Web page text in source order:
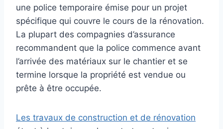
une police temporaire émise pour un projet
spécifique qui couvre le cours de la rénovation.
La plupart des compagnies d’assurance
recommandent que la police commence avant
l’arrivée des matériaux sur le chantier et se
termine lorsque la propriété est vendue ou
prête à être occupée.
Les travaux de construction et de rénovation